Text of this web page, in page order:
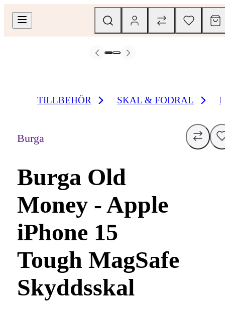
TILLBEHÖR SKAL & FODRAL
Burga
Burga Old
Money - Apple
iPhone 15
Tough MagSafe
Skyddsskal